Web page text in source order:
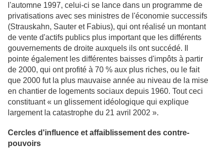
l'automne 1997, celui-ci se lance dans un programme de
privatisations avec ses ministres de l'économie successifs
(Strauskahn, Sauter et Fabius), qui ont réalisé un montant
de vente d'actifs publics plus important que les différents
gouvernements de droite auxquels ils ont succédé. Il
pointe également les différentes baisses d'impôts à partir
de 2000, qui ont profité à 70 % aux plus riches, ou le fait
que 2000 fut la plus mauvaise année au niveau de la mise
en chantier de logements sociaux depuis 1960. Tout ceci
constituant « un glissement idéologique qui explique
largement la catastrophe du 21 avril 2002 ».
Cercles d'influence et affaiblissement des contre-
pouvoirs